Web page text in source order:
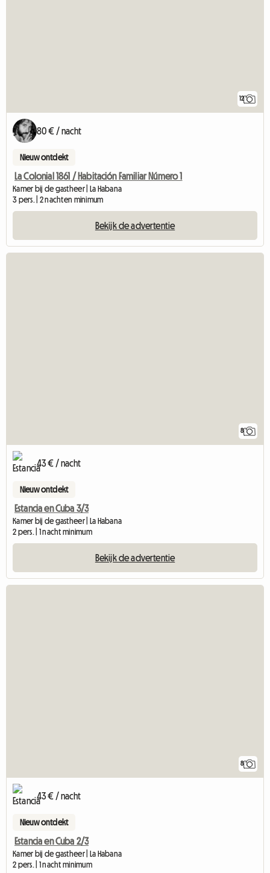
12
80 € / nacht
Nieuw ontdekt
La Colonial 1861 / Habitación Familiar Número 1
Kamer bij de gastheer | La Habana
3 pers. | 2 nachten minimum
Bekijk de advertentie
8
43 € / nacht
Nieuw ontdekt
Estancia en Cuba 3/3
Kamer bij de gastheer | La Habana
2 pers. | 1 nacht minimum
Bekijk de advertentie
8
43 € / nacht
Nieuw ontdekt
Estancia en Cuba 2/3
Kamer bij de gastheer | La Habana
2 pers. | 1 nacht minimum